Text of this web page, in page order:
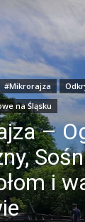
#Mikrorajza
na Śląsku
–
i